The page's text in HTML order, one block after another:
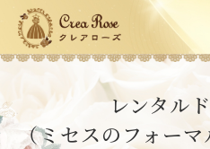
レンタル
（ミセスのフォー